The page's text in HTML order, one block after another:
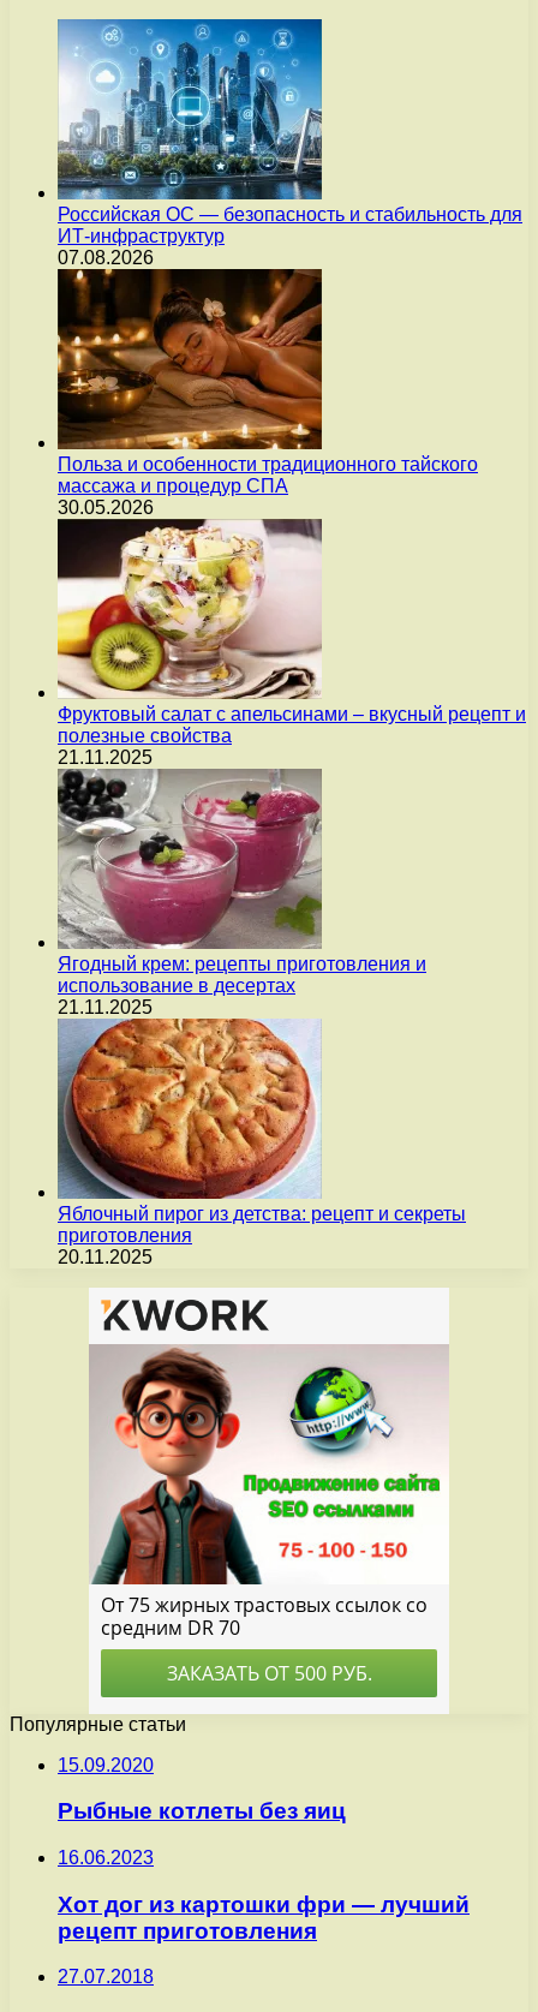
Российская ОС — безопасность и стабильность для
ИТ-инфраструктур
07.08.2026
Польза и особенности традиционного тайского
массажа и процедур СПА
30.05.2026
Фруктовый салат с апельсинами – вкусный рецепт и
полезные свойства
21.11.2025
Ягодный крем: рецепты приготовления и
использование в десертах
21.11.2025
Яблочный пирог из детства: рецепт и секреты
приготовления
20.11.2025
Популярные статьи
15.09.2020
Рыбные котлеты без яиц
16.06.2023
Хот дог из картошки фри — лучший
рецепт приготовления
27.07.2018